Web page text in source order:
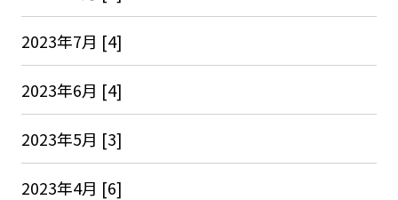
2023年7月 [4]
2023年6月 [4]
2023年5月 [3]
2023年4月 [6]